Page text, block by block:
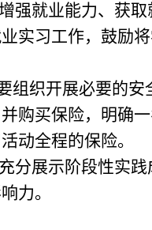
强就业能力、获
实习工作，鼓励
组织开展必要的
购买保险，明确
动全程的保险。
分展示阶段性实
力。